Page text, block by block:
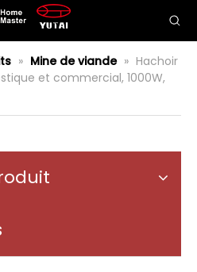
» Mine de viande » Hachoir
et commercial, 1000W,